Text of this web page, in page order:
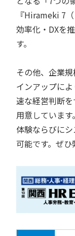
『Hirameki 7
効率化・DXを
す。
その他、企業
インアップに
速な経営判断
用意していま
体験ならびに
可能です。ぜひ